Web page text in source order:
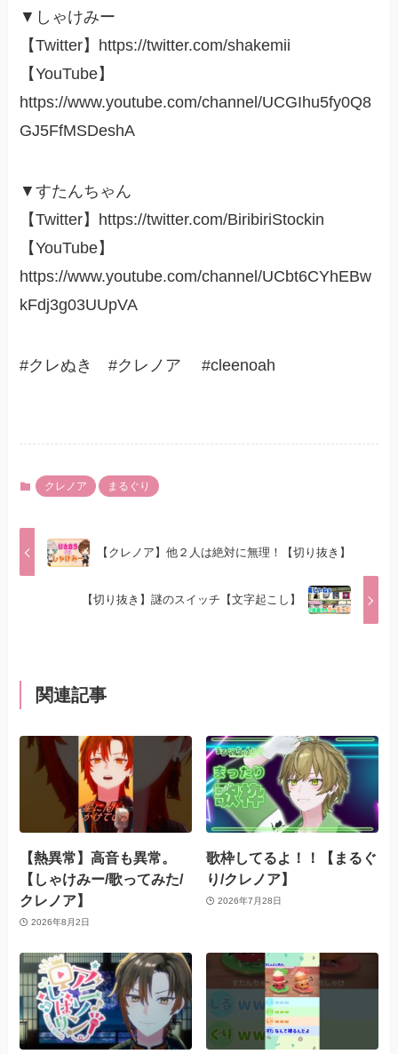
▼しゃけみー
【Twitter】https://twitter.com/shakemii
【YouTube】
https://www.youtube.com/channel/UCGIhu5fy0Q8
GJ5FfMSDeshA
▼すたんちゃん
【Twitter】https://twitter.com/BiribiriStockin
【YouTube】
https://www.youtube.com/channel/UCbt6CYhEBw
kFdj3g03UUpVA
#クレぬき #クレノア #cleenoah
クレノア まるぐり
【クレノア】他２人は絶対に無理！【切り抜き】
【切り抜き】謎のスイッチ【文字起こし】
関連記事
【熱異常】高音も異常。
【しゃけみー/歌ってみた/
クレノア】
2026年8月2日
歌枠してるよ！！【まるぐ
り/クレノア】
2026年7月28日